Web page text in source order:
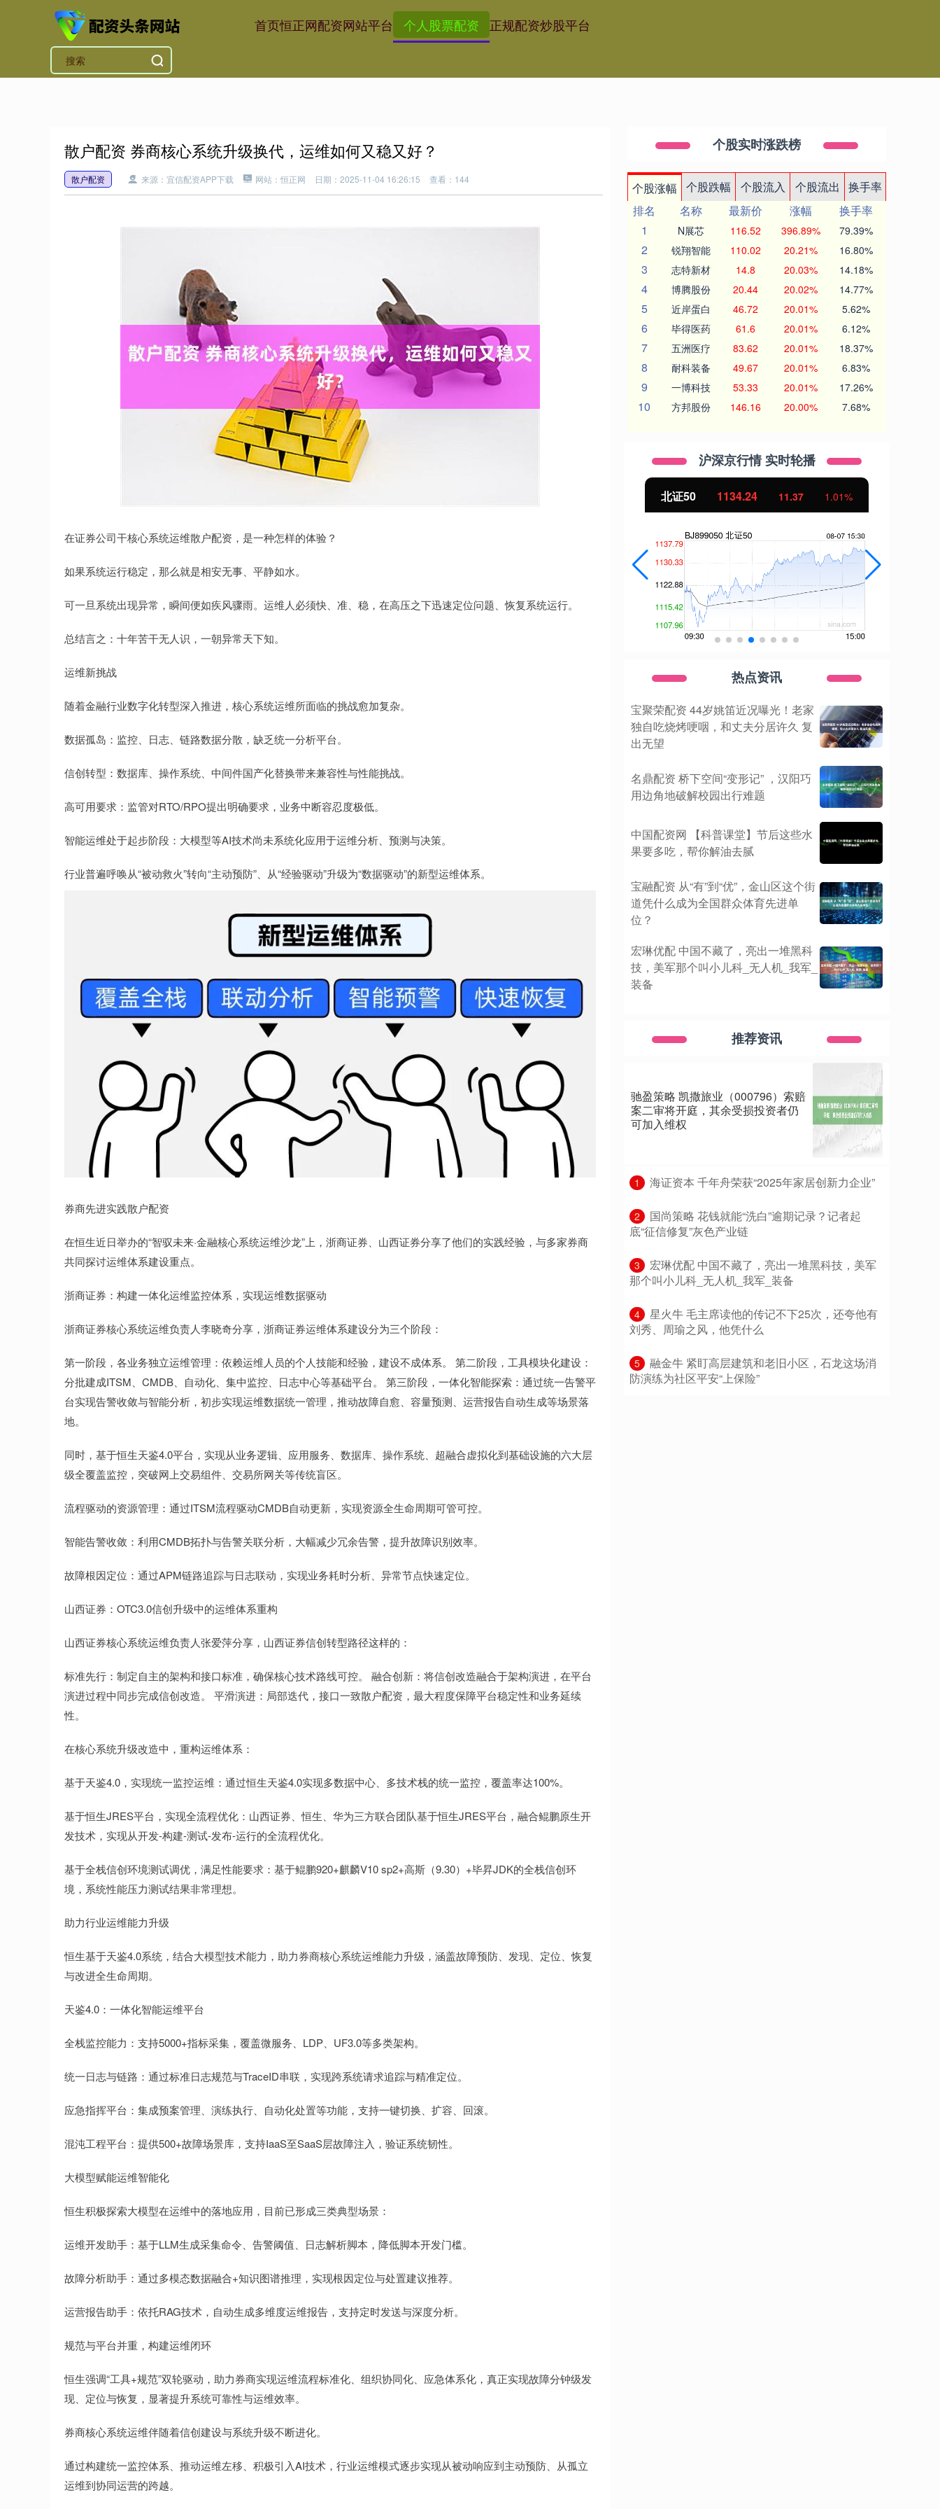
首页恒正网配资网站平台 个人股票配资 正规配资炒股平台
散户配资 券商核心系统升级换代，运维如何又稳又好？
散户配资 来源：宜信配资APP下载 网站：恒正网 日期：2025-11-04 16:26:15 查看：144
在证券公司干核心系统运维散户配资，是一种怎样的体验？
如果系统运行稳定，那么就是相安无事、平静如水。
可一旦系统出现异常，瞬间便如疾风骤雨。运维人必须快、准、稳，在高压之下迅速定位问题、恢复系统运行。
总结言之：十年苦干无人识，一朝异常天下知。
运维新挑战
随着金融行业数字化转型深入推进，核心系统运维所面临的挑战愈加复杂。
数据孤岛：监控、日志、链路数据分散，缺乏统一分析平台。
信创转型：数据库、操作系统、中间件国产化替换带来兼容性与性能挑战。
高可用要求：监管对RTO/RPO提出明确要求，业务中断容忍度极低。
智能运维处于起步阶段：大模型等AI技术尚未系统化应用于运维分析、预测与决策。
行业普遍呼唤从“被动救火”转向“主动预防”、从“经验驱动”升级为“数据驱动”的新型运维体系。
券商先进实践散户配资
在恒生近日举办的“智驭未来·金融核心系统运维沙龙”上，浙商证券、山西证券分享了他们的实践经验，与多家券商
共同探讨运维体系建设重点。
浙商证券：构建一体化运维监控体系，实现运维数据驱动
浙商证券核心系统运维负责人李晓奇分享，浙商证券运维体系建设分为三个阶段：
第一阶段，各业务独立运维管理：依赖运维人员的个人技能和经验，建设不成体系。 第二阶段，工具模块化建设：
分批建成ITSM、CMDB、自动化、集中监控、日志中心等基础平台。 第三阶段，一体化智能探索：通过统一告警平
台实现告警收敛与智能分析，初步实现运维数据统一管理，推动故障自愈、容量预测、运营报告自动生成等场景落
地。
同时，基于恒生天鉴4.0平台，实现从业务逻辑、应用服务、数据库、操作系统、超融合虚拟化到基础设施的六大层
级全覆盖监控，突破网上交易组件、交易所网关等传统盲区。
流程驱动的资源管理：通过ITSM流程驱动CMDB自动更新，实现资源全生命周期可管可控。
智能告警收敛：利用CMDB拓扑与告警关联分析，大幅减少冗余告警，提升故障识别效率。
故障根因定位：通过APM链路追踪与日志联动，实现业务耗时分析、异常节点快速定位。
山西证券：OTC3.0信创升级中的运维体系重构
山西证券核心系统运维负责人张爱萍分享，山西证券信创转型路径这样的：
标准先行：制定自主的架构和接口标准，确保核心技术路线可控。 融合创新：将信创改造融合于架构演进，在平台
演进过程中同步完成信创改造。 平滑演进：局部迭代，接口一致散户配资，最大程度保障平台稳定性和业务延续
性。
在核心系统升级改造中，重构运维体系：
基于天鉴4.0，实现统一监控运维：通过恒生天鉴4.0实现多数据中心、多技术栈的统一监控，覆盖率达100%。
基于恒生JRES平台，实现全流程优化：山西证券、恒生、华为三方联合团队基于恒生JRES平台，融合鲲鹏原生开
发技术，实现从开发-构建-测试-发布-运行的全流程优化。
基于全栈信创环境测试调优，满足性能要求：基于鲲鹏920+麒麟V10 sp2+高斯（9.30）+毕昇JDK的全栈信创环
境，系统性能压力测试结果非常理想。
助力行业运维能力升级
恒生基于天鉴4.0系统，结合大模型技术能力，助力券商核心系统运维能力升级，涵盖故障预防、发现、定位、恢复
与改进全生命周期。
天鉴4.0：一体化智能运维平台
全栈监控能力：支持5000+指标采集，覆盖微服务、LDP、UF3.0等多类架构。
统一日志与链路：通过标准日志规范与TraceID串联，实现跨系统请求追踪与精准定位。
应急指挥平台：集成预案管理、演练执行、自动化处置等功能，支持一键切换、扩容、回滚。
混沌工程平台：提供500+故障场景库，支持IaaS至SaaS层故障注入，验证系统韧性。
大模型赋能运维智能化
恒生积极探索大模型在运维中的落地应用，目前已形成三类典型场景：
运维开发助手：基于LLM生成采集命令、告警阈值、日志解析脚本，降低脚本开发门槛。
故障分析助手：通过多模态数据融合+知识图谱推理，实现根因定位与处置建议推荐。
运营报告助手：依托RAG技术，自动生成多维度运维报告，支持定时发送与深度分析。
规范与平台并重，构建运维闭环
恒生强调“工具+规范”双轮驱动，助力券商实现运维流程标准化、组织协同化、应急体系化，真正实现故障分钟级发
现、定位与恢复，显著提升系统可靠性与运维效率。
券商核心系统运维伴随着信创建设与系统升级不断进化。
通过构建统一监控体系、推动运维左移、积极引入AI技术，行业运维模式逐步实现从被动响应到主动预防、从孤立
运维到协同运营的跨越。
个股实时涨跌榜
个股涨幅 个股跌幅 个股流入 个股流出
换手率
排名
名称 最新价 涨幅
换手率
1
N展芯 116.52 396.89% 79.39%
2 锐翔智能 110.02 20.21% 16.80%
3 志特新材 14.8 20.03% 14.18%
4 博腾股份 20.44 20.02% 14.77%
5 近岸蛋白 46.72 20.01% 5.62%
6 毕得医药 61.6 20.01% 6.12%
7 五洲医疗 83.62 20.01% 18.37%
8 耐科装备 49.67 20.01% 6.83%
9 一博科技 53.33 20.01% 17.26%
10 方邦股份 146.16 20.00% 7.68%
沪深京行情 实时轮播
北证50 1134.24 11.37 1.01%
热点资讯
宝聚荣配资 44岁姚笛近况曝光！老家
独自吃烧烤哽咽，和丈夫分居许久 复
出无望
名鼎配资 桥下空间“变形记” ，汉阳巧
用边角地破解校园出行难题
中国配资网 【科普课堂】节后这些水
果要多吃，帮你解油去腻
宝融配资 从“有”到“优”，金山区这个街
道凭什么成为全国群众体育先进单
位？
宏琳优配 中国不藏了，亮出一堆黑科
技，美军那个叫小儿科_无人机_我军_
装备
推荐资讯
驰盈策略 凯撒旅业（000796）索赔
案二审将开庭，其余受损投资者仍
可加入维权
1 ​海证资本 千年舟荣获“2025年家居创新力企业”
2
​国尚策略 花钱就能“洗白”逾期记录？记者起
底“征信修复”灰色产业链
3
​宏琳优配 中国不藏了，亮出一堆黑科技，美军
那个叫小儿科_无人机_我军_装备
4
​星火牛 毛主席读他的传记不下25次，还夸他有
刘秀、周瑜之风，他凭什么
5
​融金牛 紧盯高层建筑和老旧小区，石龙这场消
防演练为社区平安“上保险”